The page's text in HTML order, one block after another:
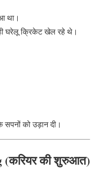
था।
घरेलू क्रिकेट खेल रहे थे।
सपनों को उड़ान दी।
(करियर की शुरुआत)